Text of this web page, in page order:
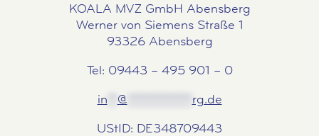
KOALA MVZ GmbH Abensberg
Werner von Siemens Straße 1
93326 Abensberg
Tel: 09443 – 495 901 – 0
in
@
rg.de
UStID: DE348709443